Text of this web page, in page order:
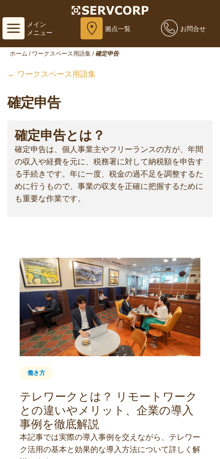
メイン
メニュー
拠点一覧 お問合せ
ホーム / ワークスペース用語集 / 確定申告
← ワークスペース用語集
確定申告
確定申告とは？
確定申告は、個人事業主やフリーランスの方が、年間
の収入や経費を元に、税務署に対して納税額を申告す
る手続きです。年に一度、税金の過不足を調整するた
めに行うもので、事業の収支を正確に把握するために
も重要な作業です。
働き方
テレワークとは？ リモートワーク
との違いやメリット、企業の導入
事例を徹底解説
本記事では実際の導入事例を交えながら、テレワー
ク活用の基本と効果的な導入方法について詳しく解